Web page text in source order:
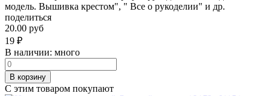
модель. Вышивка крестом", " Все о рукоделии" и др.
поделиться
20.00 руб
19 ₽
В наличии: много
В корзину
С этим товаром покупают